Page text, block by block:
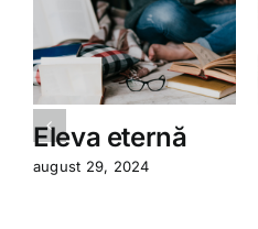
Eleva eternă
august 29, 2024